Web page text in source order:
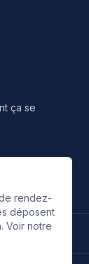
rendez-
déposent
Voir notre
ça se
RU🇮🇷FA